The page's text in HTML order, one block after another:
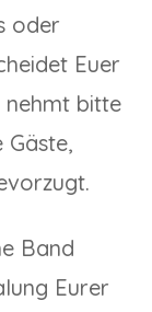
oder
Euer
nehmt bitte
Gäste,
Band
Eurer